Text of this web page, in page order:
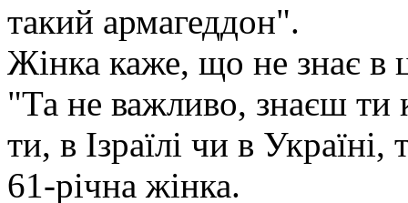
такий армагеддон".
Жінка каже, що не знає в
"Та не важливо, знаєш ти
ти, в Ізраїлі чи в
61-річна жінка.